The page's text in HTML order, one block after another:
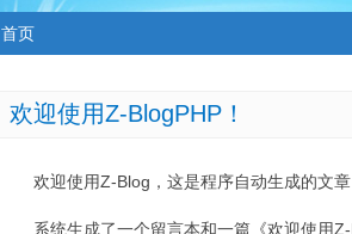
首页
欢迎使用Z-BlogPHP！
欢迎使用Z-Blog，这是程序自动生成的文
系统生成了一个留言本和一篇《欢迎使用